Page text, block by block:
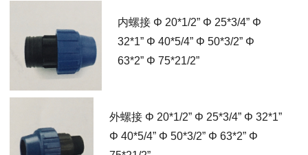
内螺接 Φ 20*1/2” Φ 25*3/4” Φ
32*1” Φ 40*5/4” Φ 50*3/2” Φ
63*2” Φ 75*21/2”
外螺接 Φ 20*1/2” Φ 25*3/4” Φ 32*1”
Φ 40*5/4” Φ 50*3/2” Φ 63*2” Φ